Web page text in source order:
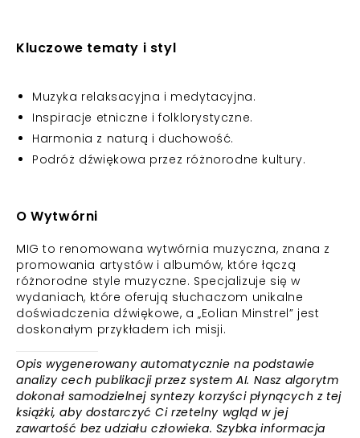
Kluczowe tematy i styl
Muzyka relaksacyjna i medytacyjna.
Inspiracje etniczne i folklorystyczne.
Harmonia z naturą i duchowość.
Podróż dźwiękowa przez różnorodne kultury.
O Wytwórni
MIG to renomowana wytwórnia muzyczna, znana z
promowania artystów i albumów, które łączą
różnorodne style muzyczne. Specjalizuje się w
wydaniach, które oferują słuchaczom unikalne
doświadczenia dźwiękowe, a „Eolian Minstrel” jest
doskonałym przykładem ich misji.
Opis wygenerowany automatycznie na podstawie
analizy cech publikacji przez system AI. Nasz algorytm
dokonał samodzielnej syntezy korzyści płynących z tej
książki, aby dostarczyć Ci rzetelny wgląd w jej
zawartość bez udziału człowieka. Szybka informacja